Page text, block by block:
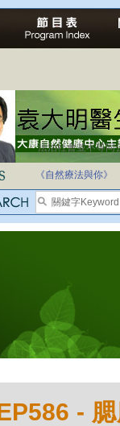
法治社會並不等同
《自然療法與你》
-